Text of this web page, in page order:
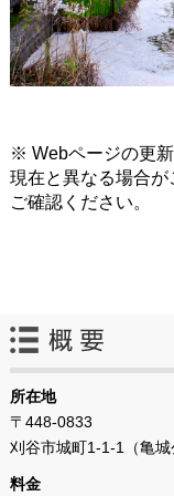
※ Webページの更
現在と異なる場合
ご確認ください。
所在地
〒448-0833
刈谷市城町1-1-1（亀城
料金